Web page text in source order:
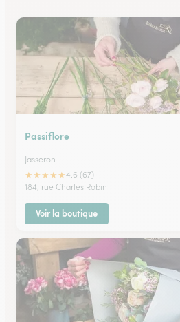
Passiflore
Jasseron
★★★★★4.6 (67)
184, rue Charles Robin
Voir la boutique